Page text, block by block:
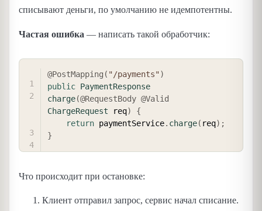
списывают деньги, по умолчанию не идемпотентны.
Частая ошибка — написать такой обработчик:
@PostMapping ( "/payments")
public PaymentResponse
charge(@RequestBody @Valid
ChargeRequest req)
{
return paymentService. charge( req) ;
}
Что происходит при остановке:
Клиент отправил запрос, сервис начал списание.